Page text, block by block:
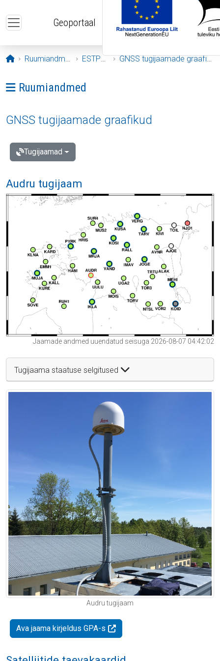
Geoportaal
Avaleht
Ruumiandmed ESTPOS GNSS tugijaamade graafikud
Ava menüü: Ruumiandmed
Ruumiandmed
GNSS tugijaamade graafikud
Tugijaamad
Audru tugijaam
Jaamade andmed uuendatud seisuga 2026-08-07 04:42:02
Tugijaama staatuse selgitused
Audru tugijaam
Ava jaama kirjeldus GPA-s